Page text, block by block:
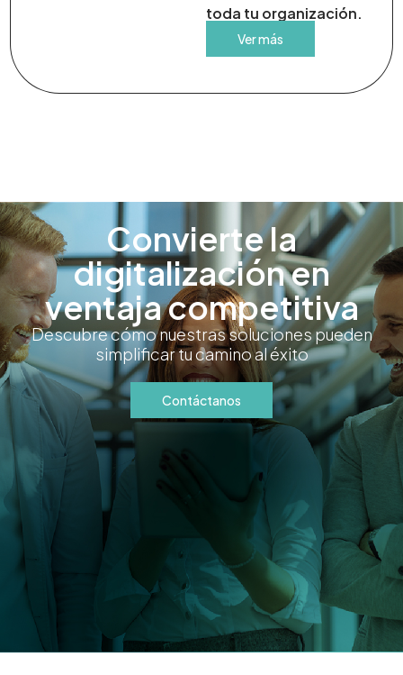
toda tu organización.
Ver más
Convierte la
digitalización en
ventaja competitiva
Descubre cómo nuestras soluciones pueden
simplificar tu camino al éxito
Contáctanos